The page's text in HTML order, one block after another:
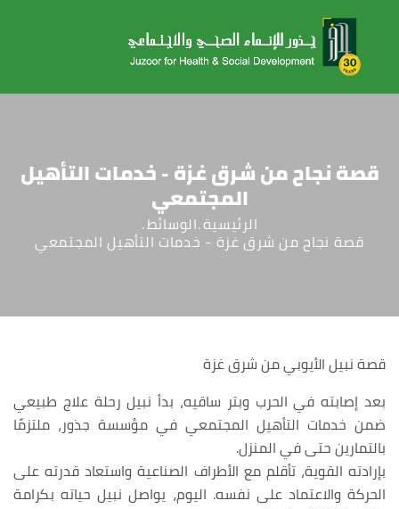
قصة نجاح من شرق غزة - خدمات التأهيل
المجتمعي
الرئيسية الوسائط
قصة نجاح من شرق غزة - خدمات التأهيل المجتمعي
قصة نبيل الأيوبي من شرق غزة
بعد إصابته في الحرب وبتر ساقيه، بدأ نبيل رحلة علاج طبيعي
ضمن خدمات التأهيل المجتمعي في مؤسسة جذور، ملتزمًا
بالتمارين حتى في المنزل.
بإرادته القوية، تأقلم مع الأطراف الصناعية واستعاد قدرته على
الحركة والاعتماد على نفسه. اليوم، يواصل نبيل حياته بكرامة